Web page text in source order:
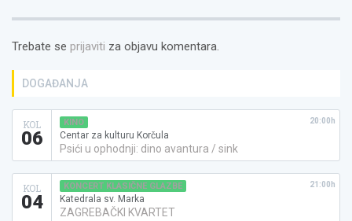
Trebate se prijaviti za objavu komentara.
DOGAĐANJA
KOL
06
KINO
Centar za kulturu Korčula
Psići u ophodnji: dino avantura / sink
20:00h
KOL
04
KONCERT KLASIČNE GLAZBE
Katedrala sv. Marka
ZAGREBAČKI KVARTET
21:00h